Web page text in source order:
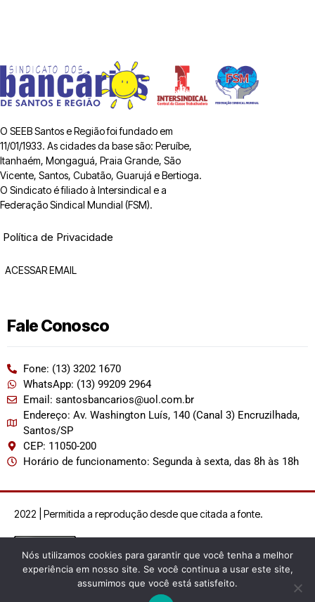
O SEEB Santos e Região foi fundado em
11/01/1933. As cidades da base são: Peruíbe,
Itanhaém, Mongaguá, Praia Grande, São
Vicente, Santos, Cubatão, Guarujá e Bertioga.
O Sindicato é filiado à Intersindical e a
Federação Sindical Mundial (FSM).
Política de Privacidade
ACESSAR EMAIL
Fale Conosco
Fone: (13) 3202 1670
WhatsApp: (13) 99209 2964
Email: santosbancarios@uol.com.br
Endereço: Av. Washington Luís, 140 (Canal 3) Encruzilhada,
Santos/SP
CEP: 11050-200
Horário de funcionamento: Segunda à sexta, das 8h às 18h
2022 | Permitida a reprodução desde que citada a fonte.
Nós utilizamos cookies para garantir que você tenha a melhor
experiência em nosso site. Se você continua a usar este site,
assumimos que você está satisfeito.